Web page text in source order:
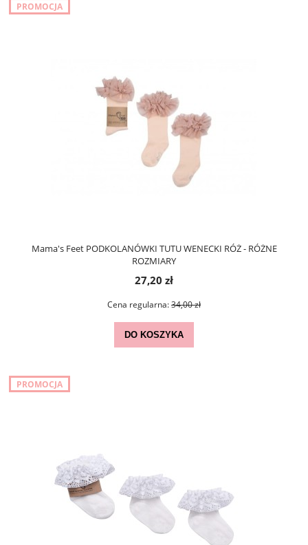
Mama's Feet PODKOLANÓWKI TUTU WENECKI RÓŻ - RÓŻNE
ROZMIARY
27,20 zł
Cena regularna:34,00 zł
DO KOSZYKA
PROMOCJA
PROMOCJA